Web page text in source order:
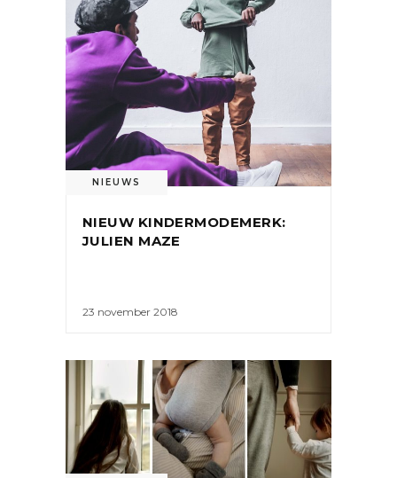
NIEUWS
NIEUW KINDERMODEMERK:
JULIEN MAZE
23 november 2018